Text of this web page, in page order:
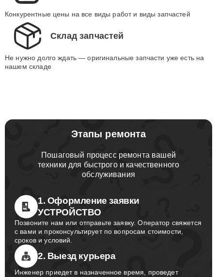
Конкурентные цены на все виды работ и виды запчастей
Склад запчастей
Не нужно долго ждать — оригинальные запчасти уже есть на
нашем складе
Этапы ремонта
Пошаговый процесс ремонта вашей
техники для быстрого и качественного
обслуживания
1. Оформление заявки
УСТРОЙСТВО
Позвоните нам или отправьте заявку. Оператор свяжется
с вами и проконсультирует по вопросам стоимости,
сроков и условий.
2. Выезд курьера
Инженер приедет в назначенное время, проведет